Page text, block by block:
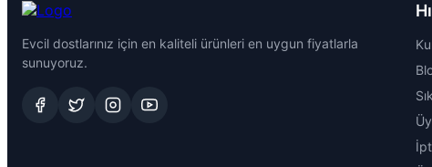
Evcil dostlarınız için en kaliteli ürünleri en uygun fiyatlarla
sunuyoruz.